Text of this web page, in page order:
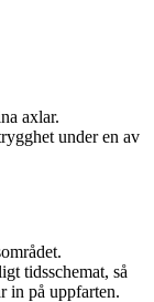
axlar.
under en av
tidsschemat, så
in på uppfarten.